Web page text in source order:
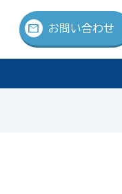
mail お問い合わせ